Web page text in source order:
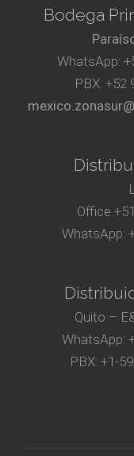
Bodega
WhatsApp:
PBX:+52
Office
WhatsApp:
Quito –
WhatsApp:
PBX: +1-